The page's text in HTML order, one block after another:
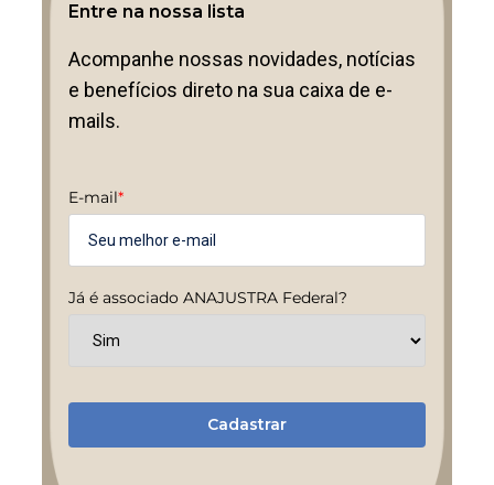
Entre na nossa lista
Acompanhe nossas novidades, notícias
e benefícios direto na sua caixa de e-
mails.
E-mail*
Já é associado ANAJUSTRA Federal?
Cadastrar